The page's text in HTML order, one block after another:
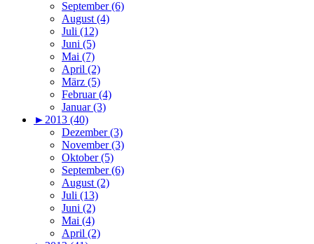
September (6)
August (4)
Juli (12)
Juni (5)
Mai (7)
April (2)
März (5)
Februar (4)
Januar (3)
►2013 (40)
Dezember (3)
November (3)
Oktober (5)
September (6)
August (2)
Juli (13)
Juni (2)
Mai (4)
April (2)